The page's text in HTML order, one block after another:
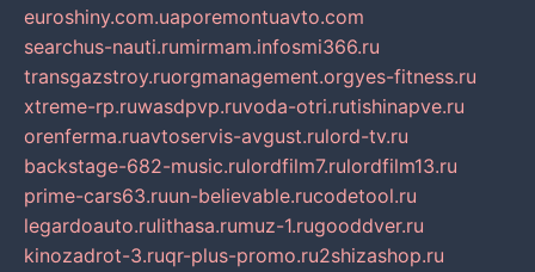
euroshiny.com.uaporemontuavto.com
searchus-nauti.rumirmam.infosmi366.ru
transgazstroy.ruorgmanagement.orgyes-fitness.ru
xtreme-rp.ruwasdpvp.ruvoda-otri.rutishinapve.ru
orenferma.ruavtoservis-avgust.rulord-tv.ru
backstage-682-music.rulordfilm7.rulordfilm13.ru
prime-cars63.ruun-believable.rucodetool.ru
legardoauto.rulithasa.rumuz-1.rugooddver.ru
kinozadrot-3.ruqr-plus-promo.ru2shizashop.ru